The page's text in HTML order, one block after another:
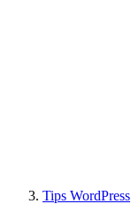
Tips WordPress